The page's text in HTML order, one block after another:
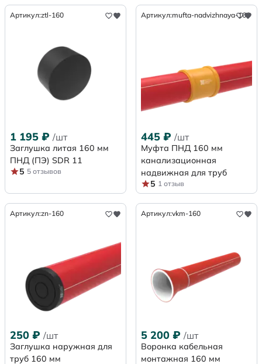
Артикул:ztl-160
1 195 ₽ /шт
Заглушка литая 160 мм
ПНД (ПЭ) SDR 11
5 5 отзывов
Артикул:mufta-nadvizhnaya-160
445 ₽ /шт
Муфта ПНД 160 мм
канализационная
надвижная для труб
5 1 отзыв
Артикул:zn-160
250 ₽ /шт
Заглушка наружная для
труб 160 мм
Артикул:vkm-160
5 200 ₽ /шт
Воронка кабельная
монтажная 160 мм